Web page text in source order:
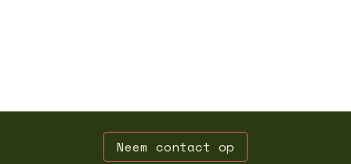
Neem contact op